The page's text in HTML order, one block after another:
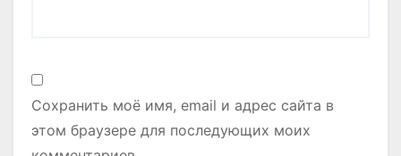
Сохранить моё имя, email и адрес сайта в
этом браузере для последующих моих